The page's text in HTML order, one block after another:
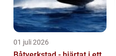
01 juli 2026